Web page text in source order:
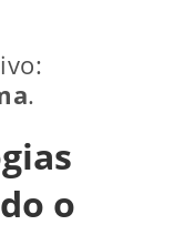
.
o